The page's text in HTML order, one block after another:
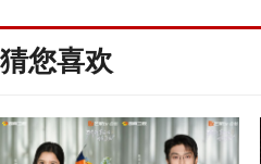
猜您喜欢